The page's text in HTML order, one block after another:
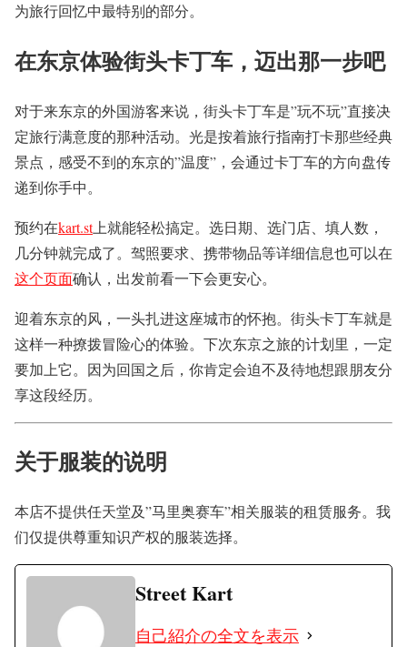
为旅行回忆中最特别的部分。
在东京体验街头卡丁车，迈出那一步吧
对于来东京的外国游客来说，街头卡丁车是”玩不玩”直接决
定旅行满意度的那种活动。光是按着旅行指南打卡那些经典
景点，感受不到的东京的”温度”，会通过卡丁车的方向盘传
递到你手中。
预约在kart.st上就能轻松搞定。选日期、选门店、填人数，
几分钟就完成了。驾照要求、携带物品等详细信息也可以在
这个页面确认，出发前看一下会更安心。
迎着东京的风，一头扎进这座城市的怀抱。街头卡丁车就是
这样一种撩拨冒险心的体验。下次东京之旅的计划里，一定
要加上它。因为回国之后，你肯定会迫不及待地想跟朋友分
享这段经历。
关于服装的说明
本店不提供任天堂及”马里奥赛车”相关服装的租赁服务。我
们仅提供尊重知识产权的服装选择。
Street Kart
自己紹介の全文を表示